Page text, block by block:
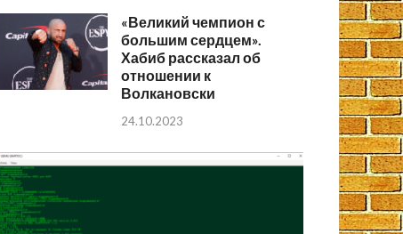
«Великий чемпион с
большим сердцем».
Хабиб рассказал об
отношении к
Волкановски
24.10.2023